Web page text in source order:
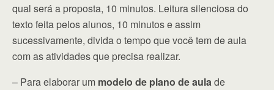
qual será a proposta, 10 minutos. Leitura silenciosa do
texto feita pelos alunos, 10 minutos e assim
sucessivamente, divida o tempo que você tem de aula
com as atividades que precisa realizar.
– Para elaborar um modelo de plano de aulade